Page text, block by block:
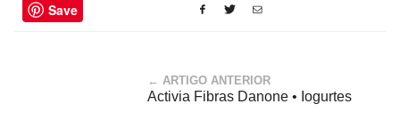
Save
← ARTIGO ANTERIOR
Activia Fibras Danone • Iogurtes